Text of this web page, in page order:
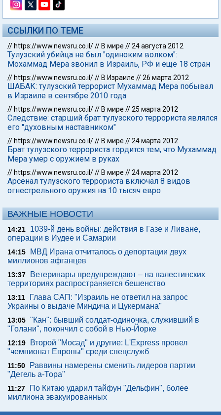
ССЫЛКИ ПО ТЕМЕ
// https://www.newsru.co.il/// В мире //24 августа 2012
Тулузский убийца не был "одиноким волком":
Мохаммад Мера звонил в Израиль, РФ и еще 18 стран
// https://www.newsru.co.il/// В Израиле //26 марта 2012
ШАБАК: тулузский террорист Мухаммад Мера побывал
в Израиле в сентябре 2010 года
// https://www.newsru.co.il/// В мире //25 марта 2012
Следствие: старший брат тулузского террориста являлся
его "духовным наставником"
// https://www.newsru.co.il/// В мире //24 марта 2012
Брат тулузского террориста гордится тем, что Мухаммад
Мера умер с оружием в руках
// https://www.newsru.co.il/// В мире //24 марта 2012
Арсенал тулузского террориста включал 8 видов
огнестрельного оружия на 10 тысяч евро
ВАЖНЫЕ НОВОСТИ
14:21
1039-й день войны: действия в Газе и Ливане,
операции в Иудее и Самарии
14:15
МВД Ирана отчиталось о депортации двух
миллионов афганцев
13:37
Ветеринары предупреждают – на палестинских
территориях распространяется бешенство
13:11
Глава САП: "Израиль не ответил на запрос
Украины о выдаче Миндича и Цукермана"
13:05 "Кан": бывший солдат-одиночка, служивший в
"Голани", покончил с собой в Нью-Йорке
12:19
Второй "Мосад" и другие: L'Express провел
"чемпионат Европы" среди спецслужб
11:50
Раввины намерены сменить лидеров партии
"Дегель а-Тора"
11:27
По Китаю ударил тайфун "Дельфин", более
миллиона эвакуированных